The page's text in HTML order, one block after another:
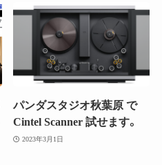
パンダスタジオ秋葉原 で
Cintel Scanner 試せます。
2023年3月1日